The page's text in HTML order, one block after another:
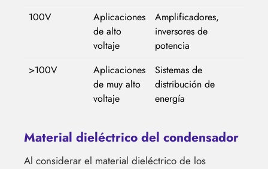
100V
Aplicaciones
de alto
voltaje
Amplificadores,
inversores de
potencia
>100V
Aplicaciones
de muy alto
voltaje
Sistemas de
distribución de
energía
Material dieléctrico del condensador
Al considerar el material dieléctrico de los